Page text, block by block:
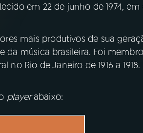
em 22 de junho de 1974, em
mais produtivos de sua
da música brasileira. Foi
no Rio de Janeiro de 1916 a 1918.
playerabaixo: